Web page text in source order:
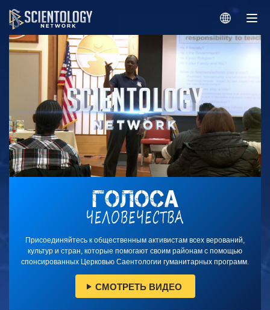
Присоединяйтесь к общественным активистам всех верований,
культур и стран, которые помогают своим районам с помощью
спонсированных Церковью Саентологии гуманитарных программ.
СМОТРЕТЬ ВИДЕО